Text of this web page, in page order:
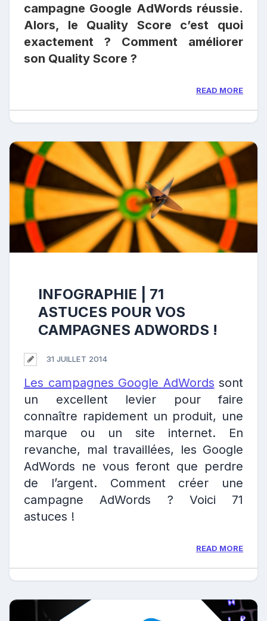
campagne Google AdWords réussie.
Alors, le Quality Score c’est quoi
exactement ? Comment améliorer
son Quality Score ?
READ MORE
INFOGRAPHIE | 71
ASTUCES POUR VOS
CAMPAGNES ADWORDS !
31 JUILLET 2014
Les campagnes Google AdWords sont
un excellent levier pour faire
connaître rapidement un produit, une
marque ou un site internet. En
revanche, mal travaillées, les Google
AdWords ne vous feront que perdre
de l’argent. Comment créer une
campagne AdWords ? Voici 71
astuces !
READ MORE